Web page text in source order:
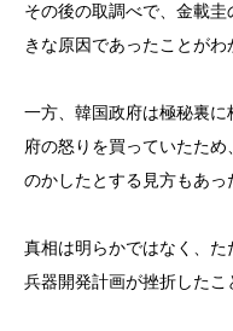
その後の取調べで、金載
きな原因であったことがわ
一方、韓国政府は極秘裏
府の怒りを買っていたた
のかしたとする見方もあっ
真相は明らかではなく、
兵器開発計画が挫折したこ